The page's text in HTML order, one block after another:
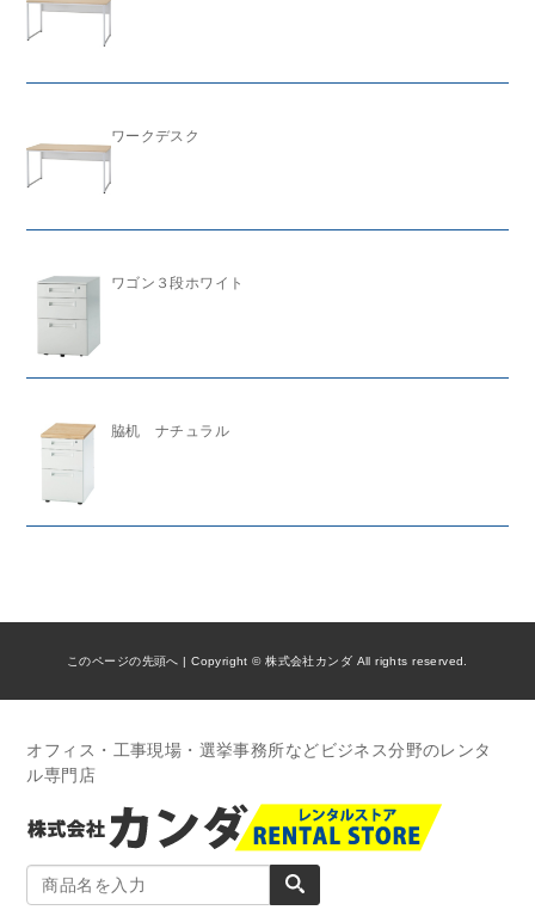
ワークデスク
ワゴン３段ホワイト
脇机 ナチュラル
このページの先頭へ | Copyright © 株式会社カンダ All rights reserved.
オフィス・工事現場・選挙事務所などビジネス分野のレンタ
ル専門店